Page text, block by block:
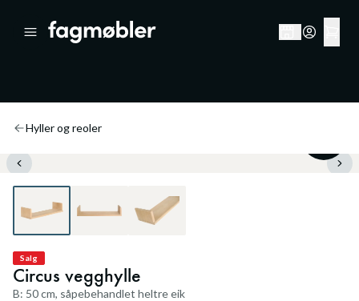
Hyller og reoler
Salg
Circus vegghylle
B: 50 cm, såpebehandlet heltre eik